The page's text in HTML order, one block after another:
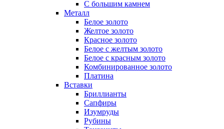
С большим камнем
Металл
Белое золото
Желтое золото
Красное золото
Белое с желтым золото
Белое с красным золото
Комбинированное золото
Платина
Вставки
Бриллианты
Сапфиры
Изумруды
Рубины